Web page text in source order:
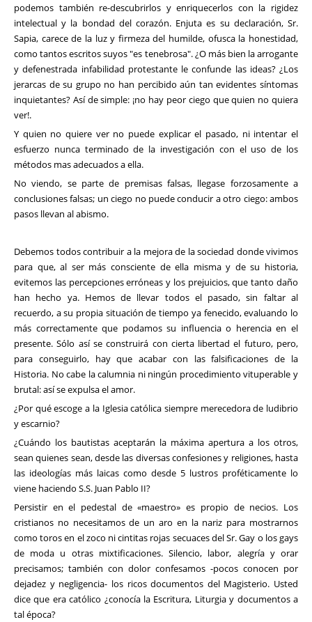
podemos también re-descubrirlos y enriquecerlos con la rigidez
intelectual y la bondad del corazón. Enjuta es su declaración, Sr.
Sapia, carece de la luz y firmeza del humilde, ofusca la honestidad,
como tantos escritos suyos "es tenebrosa". ¿O más bien la arrogante
y defenestrada infabilidad protestante le confunde las ideas? ¿Los
jerarcas de su grupo no han percibido aún tan evidentes síntomas
inquietantes? Así de simple: ¡no hay peor ciego que quien no quiera
ver!.
Y quien no quiere ver no puede explicar el pasado, ni intentar el
esfuerzo nunca terminado de la investigación con el uso de los
métodos mas adecuados a ella.
No viendo, se parte de premisas falsas, llegase forzosamente a
conclusiones falsas; un ciego no puede conducir a otro ciego: ambos
pasos llevan al abismo.
Debemos todos contribuir a la mejora de la sociedad donde vivimos
para que, al ser más consciente de ella misma y de su historia,
evitemos las percepciones erróneas y los prejuicios, que tanto daño
han hecho ya. Hemos de llevar todos el pasado, sin faltar al
recuerdo, a su propia situación de tiempo ya fenecido, evaluando lo
más correctamente que podamos su influencia o herencia en el
presente. Sólo así se construirá con cierta libertad el futuro, pero,
para conseguirlo, hay que acabar con las falsificaciones de la
Historia. No cabe la calumnia ni ningún procedimiento vituperable y
brutal: así se expulsa el amor.
¿Por qué escoge a la Iglesia católica siempre merecedora de ludibrio
y escarnio?
¿Cuándo los bautistas aceptarán la máxima apertura a los otros,
sean quienes sean, desde las diversas confesiones y religiones, hasta
las ideologías más laicas como desde 5 lustros proféticamente lo
viene haciendo S.S. Juan Pablo II?
Persistir en el pedestal de «maestro» es propio de necios. Los
cristianos no necesitamos de un aro en la nariz para mostrarnos
como toros en el zoco ni cintitas rojas secuaces del Sr. Gay o los gays
de moda u otras mixtificaciones. Silencio, labor, alegría y orar
precisamos; también con dolor confesamos -pocos conocen por
dejadez y negligencia- los ricos documentos del Magisterio. Usted
dice que era católico ¿conocía la Escritura, Liturgia y documentos a
tal época?